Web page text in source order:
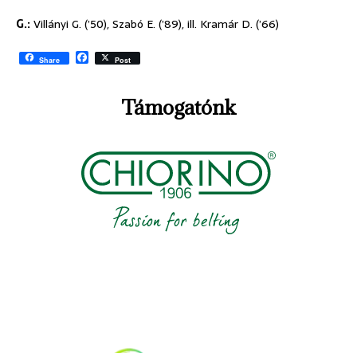
G.:Villányi G. (’50), Szabó E. (’89), ill. Kramár D. (’66)
Share F
a Post
Támogatónk